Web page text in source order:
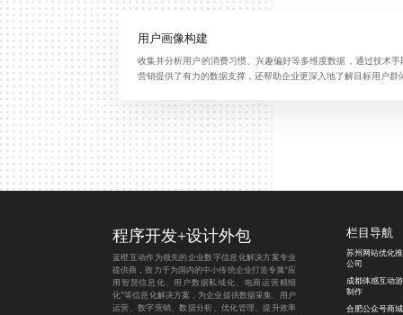
用户画像构建
收集并分析用户的消费习惯、兴趣偏好等多维度数据，通过技术
营销提供了有力的数据支撑，还帮助企业更深入地了解目标用户
程序开发+设计外包
蓝橙互动作为领先的企业数字信息化解决方案专业
提供商，致力于为国内的中小传统企业打造专属“应
用智慧信息化、用户数据私域化、电商运营精细
化”等信息化解决方案，为企业提供数据采集、用户
运营、数字营销、数据分析、优化管理、提升效率
栏目导航
苏州网站优化
公司
成都体感互动
制作
合肥公众号商